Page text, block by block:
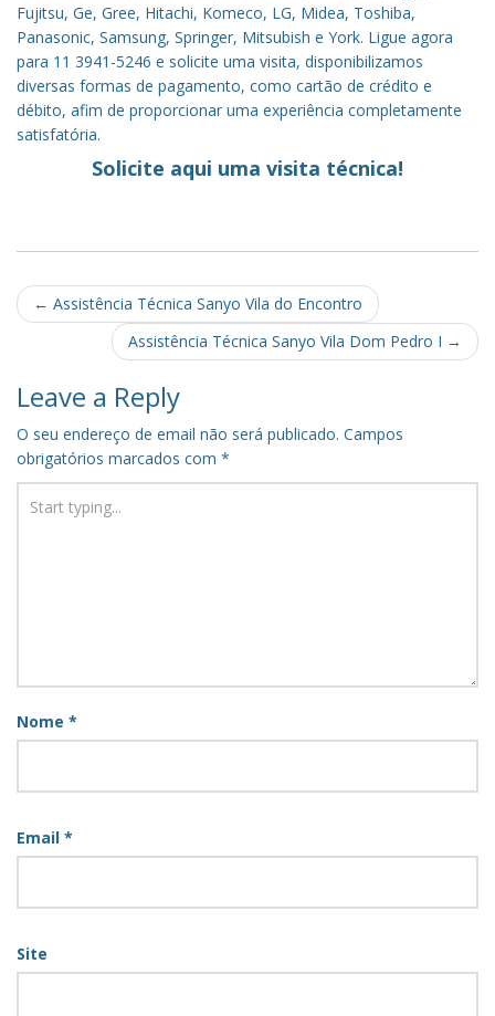
Fujitsu, Ge, Gree, Hitachi, Komeco, LG, Midea, Toshiba,
Panasonic, Samsung, Springer, Mitsubish e York. Ligue agora
para 11 3941-5246 e solicite uma visita, disponibilizamos
diversas formas de pagamento, como cartão de crédito e
débito, afim de proporcionar uma experiência completamente
satisfatória.
Solicite aqui uma visita técnica!
Post
navigation
← Assistência Técnica Sanyo Vila do Encontro
Assistência Técnica Sanyo Vila Dom Pedro I →
Leave a Reply
O seu endereço de email não será publicado. Campos
obrigatórios marcados com *
Nome *
Email *
Site